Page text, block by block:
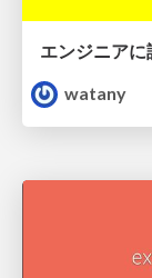
エンジニアに
watany